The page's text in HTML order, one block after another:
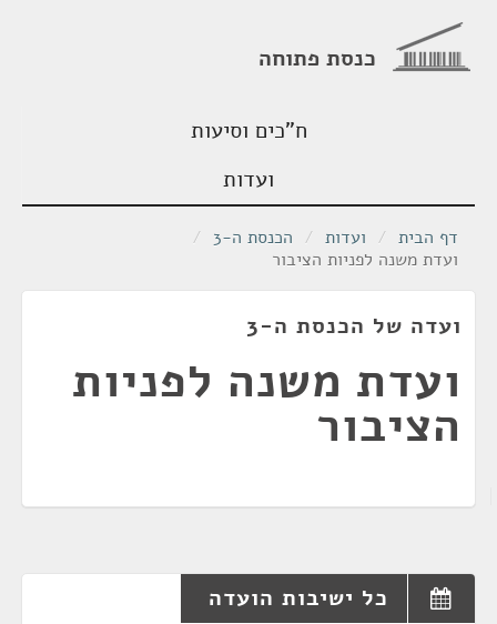
כנסת פתוחה
ח"כים וסיעות
ועדות
דף הבית / ועדות / הכנסת ה-3
/
ועדת משנה לפניות הציבור
ועדה של הכנסת ה-3
ועדת משנה לפניות
הציבור
כל ישיבות הועדה